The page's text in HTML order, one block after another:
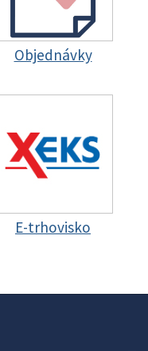
Objednávky
E-trhovisko